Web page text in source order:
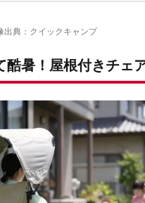
典： クイックキャンプ
酷暑！屋根付きチェ